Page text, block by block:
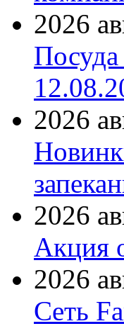
2026
2026
2026
Акция
2026
Сеть